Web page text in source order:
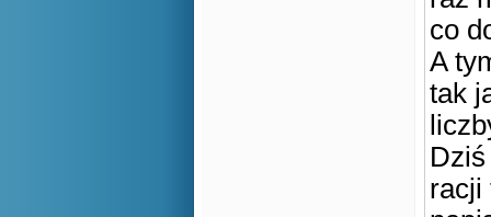
co
A
tak
racji